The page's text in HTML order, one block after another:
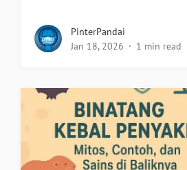
PinterPandai
Jan 18, 2026
1 min read